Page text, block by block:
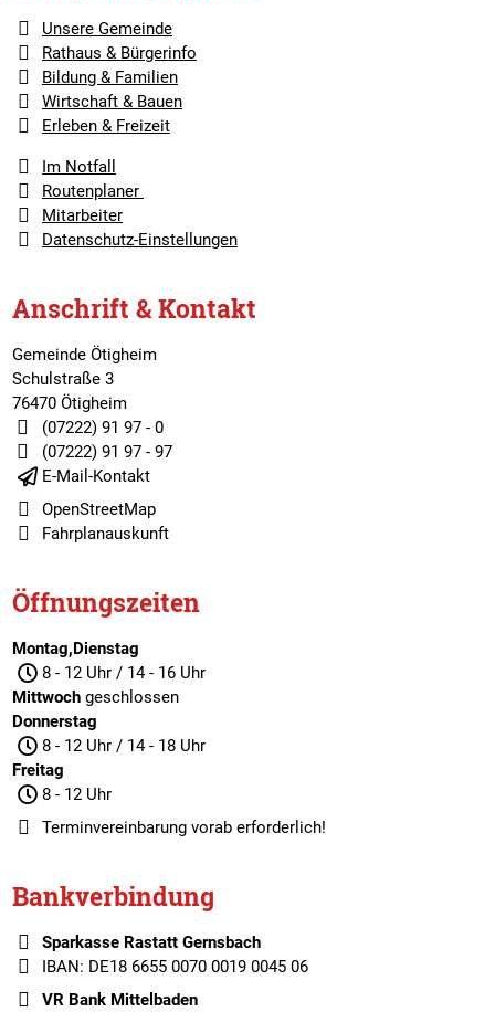
Unsere Gemeinde
Rathaus & Bürgerinfo
Bildung & Familien
Wirtschaft & Bauen
Erleben & Freizeit
Im Notfall
Routenplaner
Mitarbeiter
Datenschutz-Einstellungen
Anschrift & Kontakt
Gemeinde Ötigheim
Schulstraße 3
76470 Ötigheim
(07222) 91 97 - 0
(07222) 91 97 - 97
E-Mail-Kontakt
OpenStreetMap
Fahrplanauskunft
Öffnungszeiten
Montag,Dienstag
8 - 12 Uhr / 14 - 16 Uhr
Mittwochgeschlossen
Donnerstag
8 - 12 Uhr / 14 - 18 Uhr
Freitag
8 - 12 Uhr
Terminvereinbarungvorab erforderlich!
Bankverbindung
Sparkasse Rastatt Gernsbach
IBAN: DE18 6655 0070 0019 0045 06
VR Bank Mittelbaden